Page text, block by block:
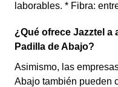
laborables. * Fibra:
¿Qué ofrece Jazztel
Padilla de Abajo?
Asimismo, las
Abajo también pueden